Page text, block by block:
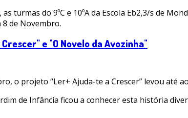
turmas do 9ºC e 10ºA da Escola Eb2,3/s de
de Novembro.
e "O Novelo da Avozinha"
o projeto “Ler+ Ajuda-te a Crescer” levou até
de Infância ficou a conhecer esta história